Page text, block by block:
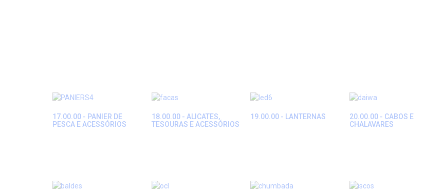
17.00.00 - PANIER DE
PESCA E ACESSÓRIOS
18.00.00 - ALICATES,
TESOURAS E ACESSÓRIOS
19.00.00 - LANTERNAS
20.00.00 - CABOS E
CHALAVARES